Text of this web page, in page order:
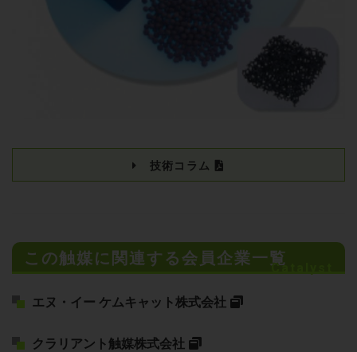
技術コラム
この触媒に関連する会員企業一覧
Catalyst
エヌ・イー ケムキャット株式会社
クラリアント触媒株式会社